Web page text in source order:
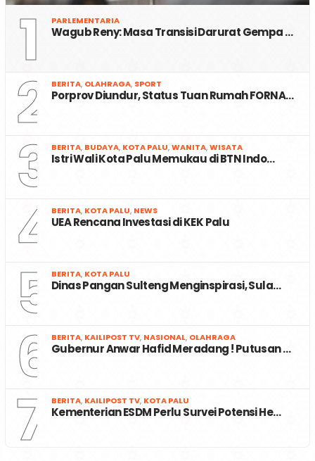
1 PARLEMENTARIA
Wagub Reny: Masa Transisi Darurat Gempa …
2 BERITA, OLAHRAGA, SPORT
Porprov Diundur, Status Tuan Rumah FORNA…
3 BERITA, BUDAYA, KOTA PALU,WANITA,WISATA
Istri Wali Kota Palu Memukau di BTN Indo…
4 BERITA, KOTA PALU, NEWS
UEA Rencana Investasi di KEK Palu
5 BERITA, KOTA PALU
Dinas Pangan Sulteng Menginspirasi, Sula…
6 BERITA, KAILIPOST TV, NASIONAL, OLAHRAGA
Gubernur Anwar Hafid Meradang ! Putusan …
7 BERITA, KAILIPOST TV, KOTA PALU
Kementerian ESDM Perlu Survei Potensi He…